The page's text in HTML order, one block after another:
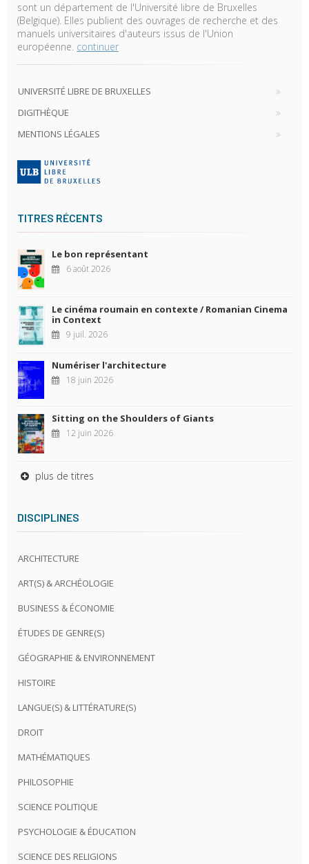
sont un département de l'Université libre de Bruxelles
(Belgique). Elles publient des ouvrages de recherche et des
manuels universitaires d'auteurs issus de l'Union
européenne. continuer
UNIVERSITÉ LIBRE DE BRUXELLES
DIGITHÈQUE
MENTIONS LÉGALES
TITRES RÉCENTS
Le bon représentant
6 août 2026
Le cinéma roumain en contexte / Romanian Cinema
in Context
9 juil. 2026
Numériser l'architecture
18 juin 2026
Sitting on the Shoulders of Giants
12 juin 2026
plus de titres
DISCIPLINES
ARCHITECTURE
ART(S) & ARCHÉOLOGIE
BUSINESS & ÉCONOMIE
ÉTUDES DE GENRE(S)
GÉOGRAPHIE & ENVIRONNEMENT
HISTOIRE
LANGUE(S) & LITTÉRATURE(S)
DROIT
MATHÉMATIQUES
PHILOSOPHIE
SCIENCE POLITIQUE
PSYCHOLOGIE & ÉDUCATION
SCIENCE DES RELIGIONS